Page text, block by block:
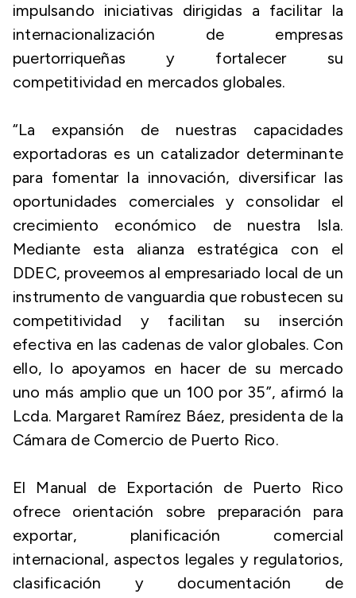
impulsando iniciativas dirigidas a facilitar la
internacionalización de empresas
puertorriqueñas y fortalecer su
competitividad en mercados globales.
“La expansión de nuestras capacidades
exportadoras es un catalizador determinante
para fomentar la innovación, diversificar las
oportunidades comerciales y consolidar el
crecimiento económico de nuestra Isla.
Mediante esta alianza estratégica con el
DDEC, proveemos al empresariado local de un
instrumento de vanguardia que robustecen su
competitividad y facilitan su inserción
efectiva en las cadenas de valor globales. Con
ello, lo apoyamos en hacer de su mercado
uno más amplio que un 100 por 35”, afirmó la
Lcda. Margaret Ramírez Báez, presidenta de la
Cámara de Comercio de Puerto Rico.
El Manual de Exportación de Puerto Rico
ofrece orientación sobre preparación para
exportar, planificación comercial
internacional, aspectos legales y regulatorios,
clasificación y documentación de